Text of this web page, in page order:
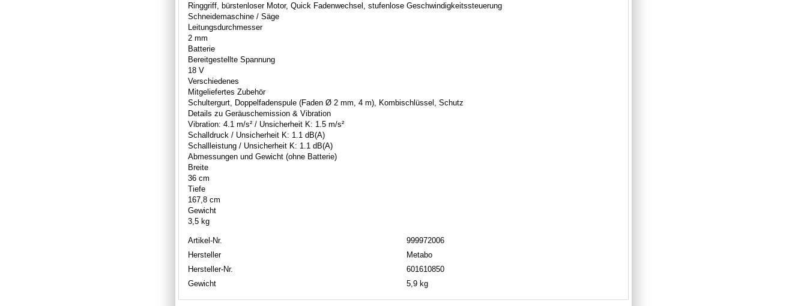
Ringgriff, bürstenloser Motor, Quick Fadenwechsel, stufenlose Geschwindigkeitssteuerung
Schneidemaschine / Säge
Leitungsdurchmesser
2 mm
Batterie
Bereitgestellte Spannung
18 V
Verschiedenes
Mitgeliefertes Zubehör
Schultergurt, Doppelfadenspule (Faden Ø 2 mm, 4 m), Kombischlüssel, Schutz
Details zu Geräuschemission & Vibration
Vibration: 4.1 m/s² / Unsicherheit K: 1.5 m/s²
Schalldruck / Unsicherheit K: 1.1 dB(A)
Schallleistung / Unsicherheit K: 1.1 dB(A)
Abmessungen und Gewicht (ohne Batterie)
Breite
36 cm
Tiefe
167,8 cm
Gewicht
3,5 kg
Artikel-Nr.
999972006
Hersteller
Metabo
Hersteller-Nr.
601610850
Gewicht
5,9 kg